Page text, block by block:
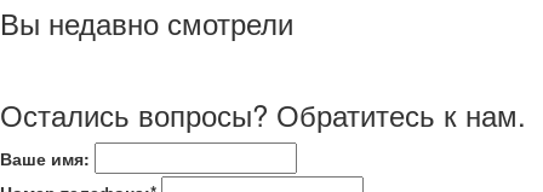
Вы недавно смотрели
Остались вопросы? Обратитесь к нам.
Ваше имя: